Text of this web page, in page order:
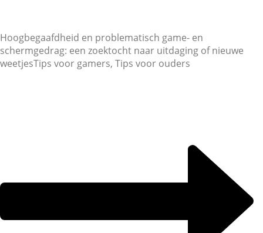
Hoogbegaafdheid en problematisch game- en
schermgedrag: een zoektocht naar uitdaging of nieuwe
weetjesTips voor gamers, Tips voor ouders